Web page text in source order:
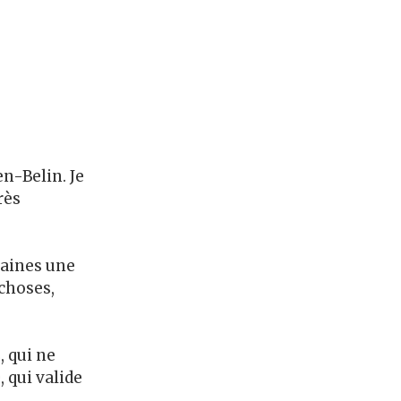
Belin. Je
une
qui ne
qui valide